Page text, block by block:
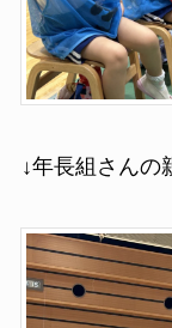
↓年長組さん